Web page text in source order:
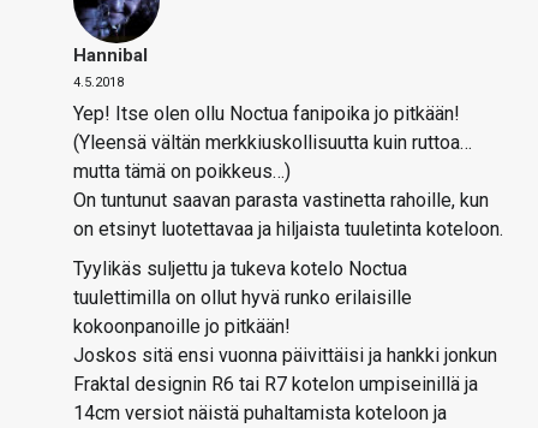
Hannibal
4.5.2018
Yep! Itse olen ollu Noctua fanipoika jo pitkään!
(Yleensä vältän merkkiuskollisuutta kuin ruttoa…
mutta tämä on poikkeus…)
On tuntunut saavan parasta vastinetta rahoille, kun
on etsinyt luotettavaa ja hiljaista tuuletinta koteloon.
Tyylikäs suljettu ja tukeva kotelo Noctua
tuulettimilla on ollut hyvä runko erilaisille
kokoonpanoille jo pitkään!
Joskos sitä ensi vuonna päivittäisi ja hankki jonkun
Fraktal designin R6 tai R7 kotelon umpiseinillä ja
14cm versiot näistä puhaltamista koteloon ja